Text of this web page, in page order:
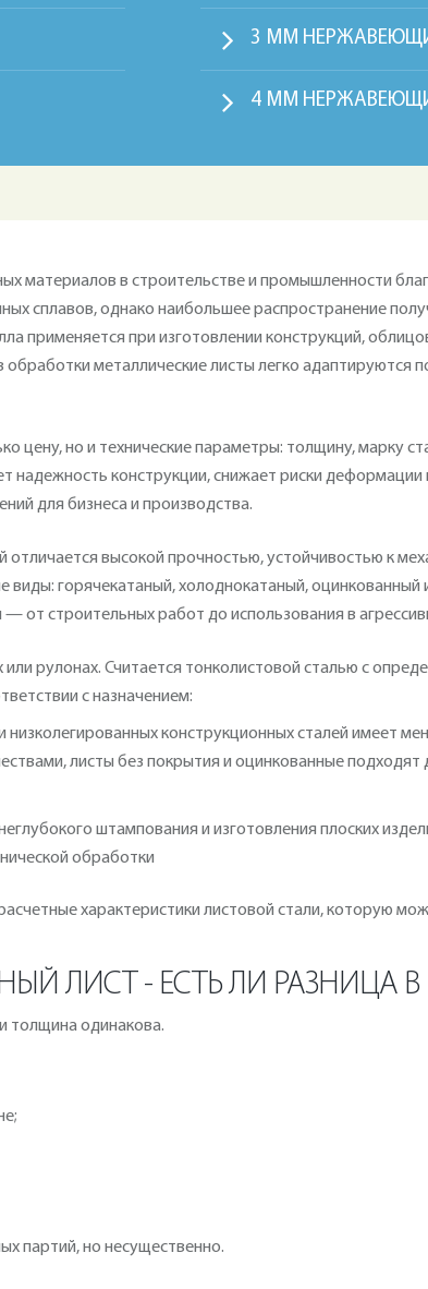
3 ММ
4 ММ
материалов в строительстве и промышленности
сплавов, однако наибольшее распространение
применяется при изготовлении конструкций,
металлические листы легко адаптируются
цену, но и технические параметры: толщину, марку
надежность конструкции, снижает риски
для бизнеса и производства.
высокой прочностью, устойчивостью к
виды: горячекатаный, холоднокатаный,
от строительных работ до использования в
рулонах. Считается тонколистовой сталью с
с назначением:
низколегированных конструкционных сталей имеет
листы без покрытия и оцинкованные
штампования и изготовления плоских
обработки
характеристики листовой стали, которую
ЛИСТ - ЕСТЬ ЛИ РАЗНИЦА В
толщина одинакова.
партий, но несущественно.